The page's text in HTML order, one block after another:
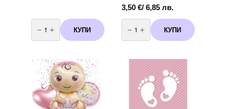
количество
за
Фолиев
балон
синя
98
см
КУПИ
3,50 €/ 6,85 лв.
количество
за
Балони
за
„It's
Boy“
броя)
КУПИ